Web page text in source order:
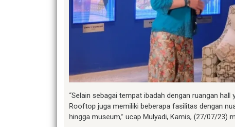
“Selain sebagai tempat ibadah dengan ruangan
Rooftop juga memiliki beberapa fasilitas dengan
hingga museum,” ucap Mulyadi, Kamis, (27/07/23)